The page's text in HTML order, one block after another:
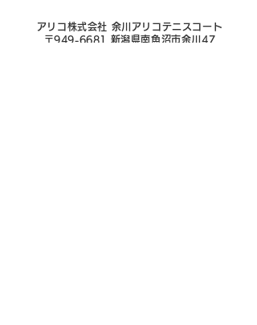
アリコ株式会社 余川アリコテニスコート
〒949-6681 新潟県南魚沼市余川47